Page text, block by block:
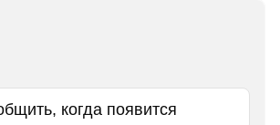
когда появится